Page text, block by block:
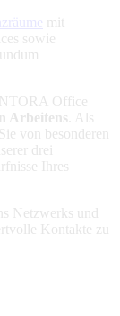
mit
sowie
Office
Arbeitens . Als
von besonderen
drei
Ihres
Netzwerks und
Kontakte zu